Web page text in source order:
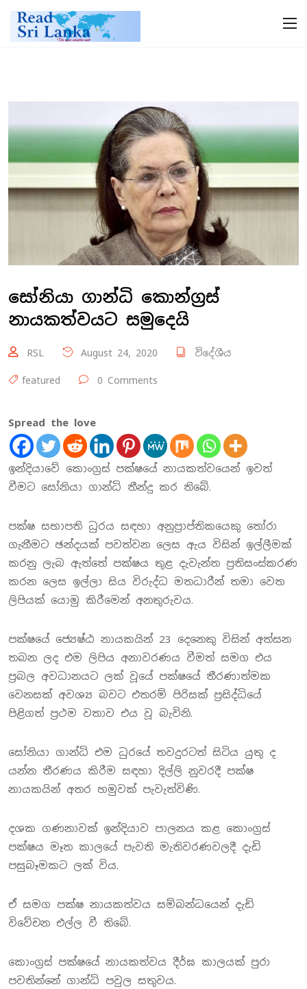
සෝනියා ගාන්ධි කොන්ග්‍රස්
නායකත්වයට සමුදෙයි
RSL August 24, 2020 විදේශීය
featured 0 Comments
Spread the love
ඉන්දියාවේ කොංග්‍රස් පක්ෂයේ නායකත්වයෙන් ඉවත්
වීමට සෝනියා ගාන්ධි තීන්දු කර තිබේ.
පක්ෂ සභාපති ධුරය සඳහා අනුප්‍රාප්තිකයෙකු තෝරා
ගැනීමට ඡන්දයක් පවත්වන ලෙස ඇය විසින් ඉල්ලීමක්
කරනු ලැබ ඇත්තේ පක්ෂය තුළ දැවැන්ත ප්‍රතිසංස්කරණ
කරන ලෙස ඉල්ලා සිය විරුද්ධ මතධාරීන් තමා වෙත
ලිපියක් යොමු කිරීමෙන් අනතුරුවය.
පක්ෂයේ ජ්‍යෙෂ්ඨ නායකයින් 23 දෙනෙකු විසින් අත්සන
තබන ලද එම ලිපිය අනාවරණය වීමත් සමග එය
ප්‍රබල අවධානයට ලක් වූයේ පක්ෂයේ තීරණාත්මක
වෙනසක් අවශ්‍ය බවට එතරම් පිරිසක් ප්‍රසිද්ධියේ
පිළිගත් ප්‍රථම වතාව එය වූ බැවිනි.
සෝනියා ගාන්ධි එම ධුරයේ තවදුරටත් සිටිය යුතු ද
යන්න තීරණය කිරීම සඳහා දිල්ලි නුවරදී පක්ෂ
නායකයින් අතර හමුවක් පැවැත්විණි.
දශක ගණනාවක් ඉන්දියාව පාලනය කළ කොංග්‍රස්
පක්ෂය මෑත කාලයේ පැවති මැතිවරණවලදී දැඩි
පසුබෑමකට ලක් විය.
ඒ සමග පක්ෂ නායකත්වය සම්බන්ධයෙන් දැඩි
විවේචන එල්ල වී තිබේ.
කොංග්‍රස් පක්ෂයේ නායකත්වය දීර්ඝ කාලයක් පුරා
පවතින්නේ ගාන්ධි පවුල සතුවය.